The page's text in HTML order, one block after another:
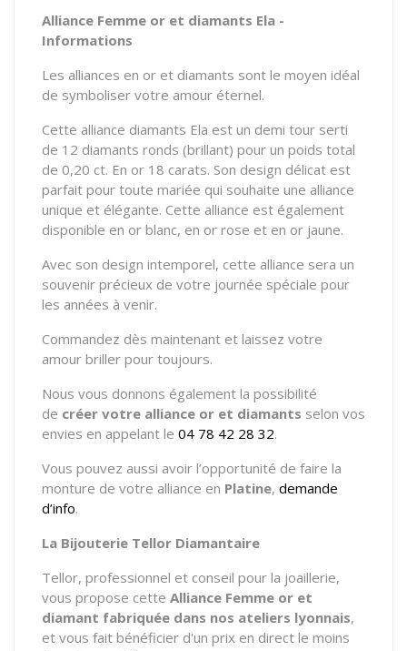
Alliance Femme or et diamants Ela -
Informations
Les alliances en or et diamants sont le moyen idéal
de symboliser votre amour éternel.
Cette alliance diamants Ela est un demi tour serti
de 12 diamants ronds (brillant) pour un poids total
de 0,20 ct. En or 18 carats. Son design délicat est
parfait pour toute mariée qui souhaite une alliance
unique et élégante. Cette alliance est également
disponible en or blanc, en or rose et en or jaune.
Avec son design intemporel, cette alliance sera un
souvenir précieux de votre journée spéciale pour
les années à venir.
Commandez dès maintenant et laissez votre
amour briller pour toujours.
Nous vous donnons également la possibilité
de créer votre alliance or et diamants selon vos
envies en appelant le 04 78 42 28 32.
Vous pouvez aussi avoir l’opportunité de faire la
monture de votre alliance en Platine, demande
d’info.
La Bijouterie Tellor Diamantaire
Tellor, professionnel et conseil pour la joaillerie,
vous propose cette Alliance Femme or et
diamant fabriquée dans nos ateliers lyonnais,
et vous fait bénéficier d'un prix en direct le moins